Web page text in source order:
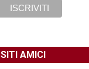
SITI AMICI